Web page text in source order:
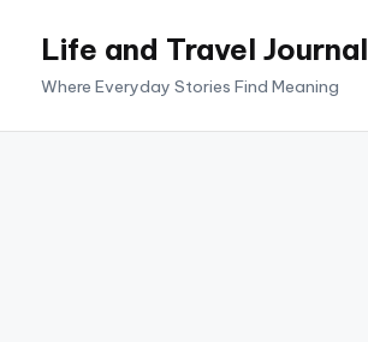
Life and Travel Journal
Where Everyday Stories Find Meaning